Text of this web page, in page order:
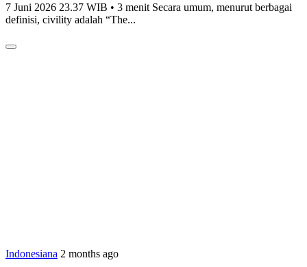
7 Juni 2026 23.37 WIB • 3 menit Secara umum, menurut berbagai
definisi, civility adalah “The...
Indonesiana 2 months ago